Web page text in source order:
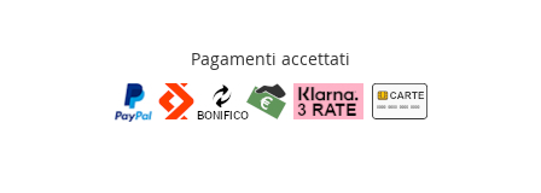
Pagamenti accettati